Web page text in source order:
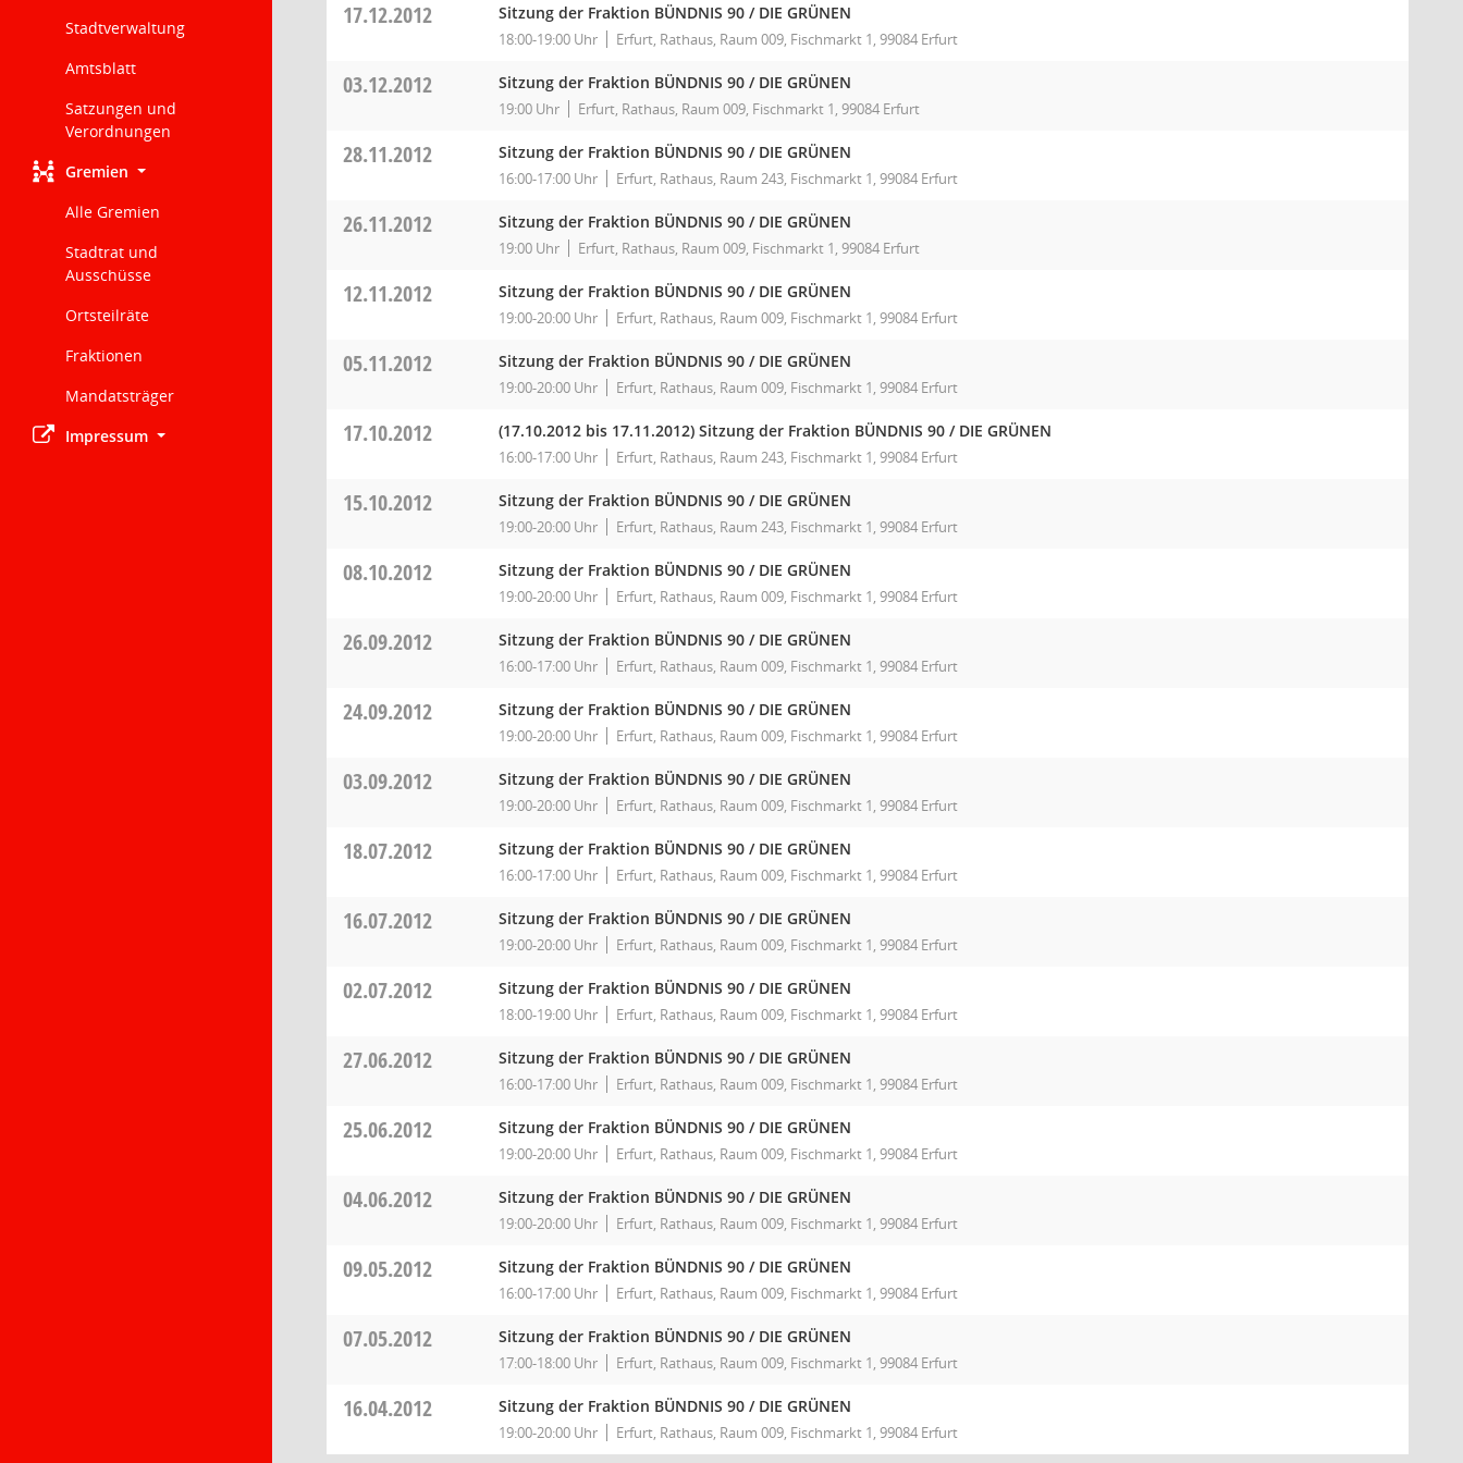
Stadtverwaltung
Amtsblatt
Satzungen und
Verordnungen
Gremien
Alle Gremien
Stadtrat und
Ausschüsse
Ortsteilräte
Fraktionen
Mandatsträger
Impressum
17.12.2012 Sitzung der Fraktion BÜNDNIS 90 / DIE GRÜNEN
18:00-19:00 Uhr Erfurt, Rathaus, Raum 009, Fischmarkt 1, 99084 Erfurt
03.12.2012 Sitzung der Fraktion BÜNDNIS 90 / DIE GRÜNEN
19:00 Uhr Erfurt, Rathaus, Raum 009, Fischmarkt 1, 99084 Erfurt
28.11.2012 Sitzung der Fraktion BÜNDNIS 90 / DIE GRÜNEN
16:00-17:00 Uhr Erfurt, Rathaus, Raum 243, Fischmarkt 1, 99084 Erfurt
26.11.2012 Sitzung der Fraktion BÜNDNIS 90 / DIE GRÜNEN
19:00 Uhr Erfurt, Rathaus, Raum 009, Fischmarkt 1, 99084 Erfurt
12.11.2012 Sitzung der Fraktion BÜNDNIS 90 / DIE GRÜNEN
19:00-20:00 Uhr Erfurt, Rathaus, Raum 009, Fischmarkt 1, 99084 Erfurt
05.11.2012 Sitzung der Fraktion BÜNDNIS 90 / DIE GRÜNEN
19:00-20:00 Uhr Erfurt, Rathaus, Raum 009, Fischmarkt 1, 99084 Erfurt
17.10.2012 (17.10.2012 bis 17.11.2012) Sitzung der Fraktion BÜNDNIS 90 / DIE GRÜNEN
16:00-17:00 Uhr Erfurt, Rathaus, Raum 243, Fischmarkt 1, 99084 Erfurt
15.10.2012 Sitzung der Fraktion BÜNDNIS 90 / DIE GRÜNEN
19:00-20:00 Uhr Erfurt, Rathaus, Raum 243, Fischmarkt 1, 99084 Erfurt
08.10.2012 Sitzung der Fraktion BÜNDNIS 90 / DIE GRÜNEN
19:00-20:00 Uhr Erfurt, Rathaus, Raum 009, Fischmarkt 1, 99084 Erfurt
26.09.2012 Sitzung der Fraktion BÜNDNIS 90 / DIE GRÜNEN
16:00-17:00 Uhr Erfurt, Rathaus, Raum 009, Fischmarkt 1, 99084 Erfurt
24.09.2012 Sitzung der Fraktion BÜNDNIS 90 / DIE GRÜNEN
19:00-20:00 Uhr Erfurt, Rathaus, Raum 009, Fischmarkt 1, 99084 Erfurt
03.09.2012 Sitzung der Fraktion BÜNDNIS 90 / DIE GRÜNEN
19:00-20:00 Uhr Erfurt, Rathaus, Raum 009, Fischmarkt 1, 99084 Erfurt
18.07.2012 Sitzung der Fraktion BÜNDNIS 90 / DIE GRÜNEN
16:00-17:00 Uhr Erfurt, Rathaus, Raum 009, Fischmarkt 1, 99084 Erfurt
16.07.2012 Sitzung der Fraktion BÜNDNIS 90 / DIE GRÜNEN
19:00-20:00 Uhr Erfurt, Rathaus, Raum 009, Fischmarkt 1, 99084 Erfurt
02.07.2012 Sitzung der Fraktion BÜNDNIS 90 / DIE GRÜNEN
18:00-19:00 Uhr Erfurt, Rathaus, Raum 009, Fischmarkt 1, 99084 Erfurt
27.06.2012 Sitzung der Fraktion BÜNDNIS 90 / DIE GRÜNEN
16:00-17:00 Uhr Erfurt, Rathaus, Raum 009, Fischmarkt 1, 99084 Erfurt
25.06.2012 Sitzung der Fraktion BÜNDNIS 90 / DIE GRÜNEN
19:00-20:00 Uhr Erfurt, Rathaus, Raum 009, Fischmarkt 1, 99084 Erfurt
04.06.2012 Sitzung der Fraktion BÜNDNIS 90 / DIE GRÜNEN
19:00-20:00 Uhr Erfurt, Rathaus, Raum 009, Fischmarkt 1, 99084 Erfurt
09.05.2012 Sitzung der Fraktion BÜNDNIS 90 / DIE GRÜNEN
16:00-17:00 Uhr Erfurt, Rathaus, Raum 009, Fischmarkt 1, 99084 Erfurt
07.05.2012 Sitzung der Fraktion BÜNDNIS 90 / DIE GRÜNEN
17:00-18:00 Uhr Erfurt, Rathaus, Raum 009, Fischmarkt 1, 99084 Erfurt
16.04.2012 Sitzung der Fraktion BÜNDNIS 90 / DIE GRÜNEN
19:00-20:00 Uhr Erfurt, Rathaus, Raum 009, Fischmarkt 1, 99084 Erfurt